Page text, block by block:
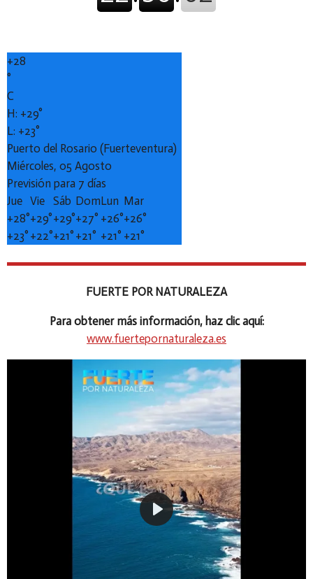
+28
°
C
H: +29°
L: +23°
Puerto del Rosario (Fuerteventura)
Miércoles, 05 Agosto
Previsión para 7 días
Jue Vie Sáb DomLun Mar
+28°+29°+29°+27° +26°+26°
+23° +22°+21° +21° +21° +21°
FUERTE POR NATURALEZA
Para obtener más información, haz clic aquí:
www.fuertepornaturaleza.es
P